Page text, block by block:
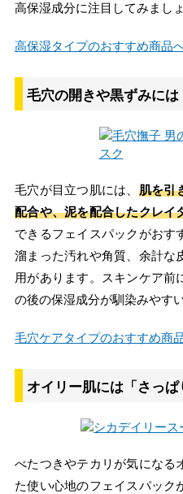
高保湿成分に注目してみましょ
高保湿タイプのおすすめ商品
毛穴の開きや黒ずみには
毛穴が目立つ肌には、 肌を引
配合や、泥を配合したクレイ
できるフェイスパックがおす
溜まった汚れや角質、余計な
用があります。スキンケア前
の後の保湿成分が馴染みやす
毛穴ケアタイプのおすすめ商
オイリー肌には「さっぱ
べたつきやテカリが気になる
た使い心地のフェイスパック